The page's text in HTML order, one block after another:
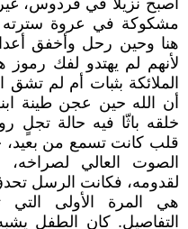
أصبح نزيلا في فردوس،
مشكوكة في عروة سترته
هنا وحين رحل وأخفق
لأنهم لم يهتدو لفك
الملائكة بثبات أم لم
أن الله حين عجن طينة
خلقه باثّا فيه حالة
قلب كانت تسمع من بعيد،
الصوت العالي لصراخه،
لقدومه، فكانت الرسل
هي المرة الأولى التي
التفاصيل. كان الطفل